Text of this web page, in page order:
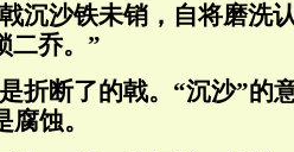
沉沙铁未销，自将磨洗
二乔。”
折断了的戟。“沉沙”的
蚀。